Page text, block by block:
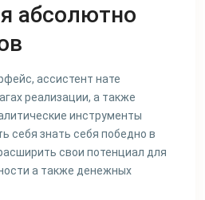
абсолютно
ассистент нате
реализации, а также
инструменты
себя знать себя победно в
свои потенциал для
а также денежных